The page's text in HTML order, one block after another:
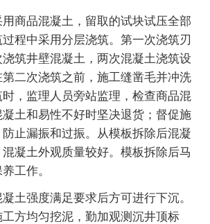
商品混凝土，留取的试块试压全部
程中采用分层浇筑。第一次浇筑刃
筑井壁混凝土，两次混凝土浇筑设
二次浇筑之前，施工缝凿毛并冲洗
，监理人员旁站监理，检查商品混
土和易性不好时坚决退货；督促施
止漏振和过振。从模板拆除后混凝
凝土外观质量较好。模板拆除后马
工作。
土强度满足要求后方可进行下沉。
方均匀挖泥，勤加观测沉井顶标